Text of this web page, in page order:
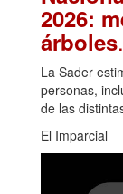
2026:
árboles
La Sader
personas,
de las
El Imparcial